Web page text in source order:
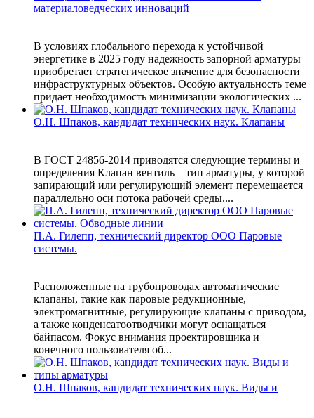
материаловедческих инноваций
В условиях глобального перехода к устойчивой
энергетике в 2025 году надежность запорной арматуры
приобретает стратегическое значение для безопасности
инфраструктурных объектов. Особую актуальность теме
придает необходимость минимизации экологических ...
О.Н. Шпаков, кандидат технических наук. Клапаны
В ГОСТ 24856-2014 приводятся следующие термины и
определения Клапан вентиль – тип арматуры, у которой
запирающий или регулирующий элемент перемещается
параллельно оси потока рабочей среды....
П.А. Гилепп, технический директор ООО Паровые
системы.
Расположенные на трубопроводах автоматические
клапаны, такие как паровые редукционные,
электромагнитные, регулирующие клапаны с приводом,
а также конденсатоотводчики могут оснащаться
байпасом. Фокус внимания проектировщика и
конечного пользователя об...
О.Н. Шпаков, кандидат технических наук. Виды и